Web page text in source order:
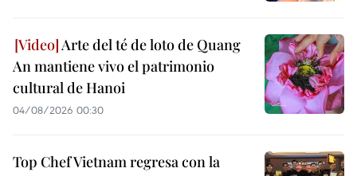
Arte del té de loto de Quang
An mantiene vivo el patrimonio
cultural de Hanoi
04/08/2026 00:30
Top Chef Vietnam regresa con la